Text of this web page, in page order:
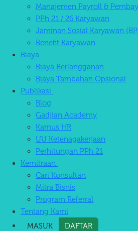
Manajemen Payroll &
PPh 21 / 26 Karyawan
Jaminan Sosial Karyawan
Benefit Karyawan
Biaya
Biaya Berlangganan
Biaya Tambahan Opsional
Publikasi
Blog
Gadjian Academy
Kamus HR
UU Ketenagakerjaan
Perhitungan PPh 21
Kemitraan
Cari Konsultan
Mitra Bisnis
Program Referral
Tentang Kami
MASUK
DAFTAR